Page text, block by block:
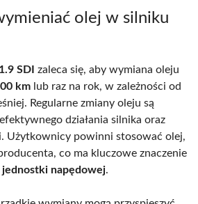
olej w silniku
1.9 SDI zaleca się, aby wymiana oleju
km lub raz na rok, w zależności od
Regularne zmiany oleju są
działania silnika oraz
Użytkownicy powinni stosować olej,
co ma kluczowe znaczenie
napędowej.